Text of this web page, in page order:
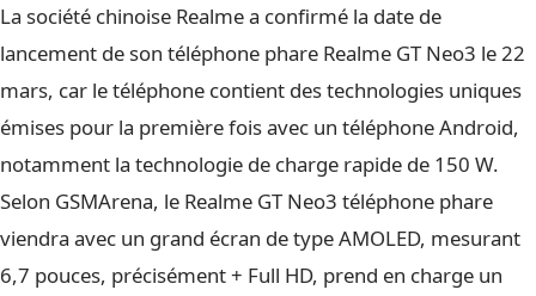
La société chinoise Realme a confirmé la date de
lancement de son téléphone phare Realme GT Neo3 le 22
mars, car le téléphone contient des technologies uniques
émises pour la première fois avec un téléphone Android,
notamment la technologie de charge rapide de 150 W.
Selon GSMArena, le Realme GT Neo3 téléphone phare
viendra avec un grand écran de type AMOLED, mesurant
6,7 pouces, précisément + Full HD, prend en charge un